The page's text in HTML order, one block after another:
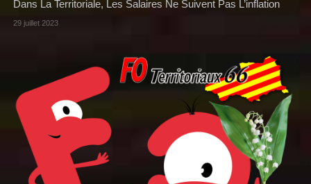
Dans La Territoriale, Les Salaires Ne Suivent Pas L’inflation
29 juillet 2023